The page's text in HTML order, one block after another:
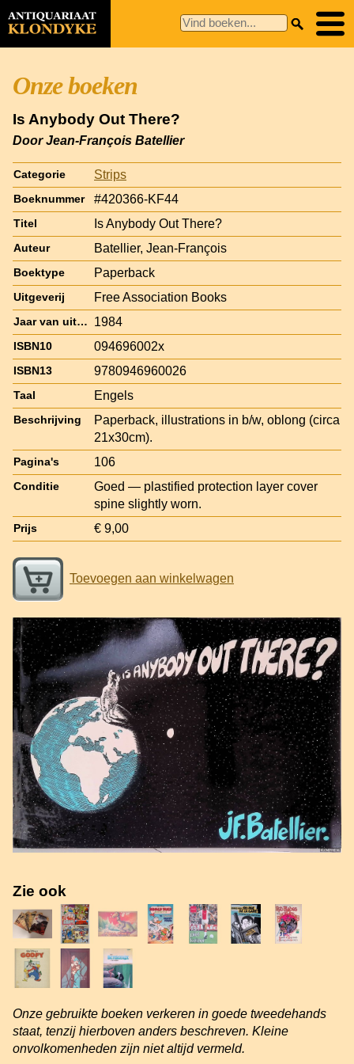
Onze boeken
Is Anybody Out There?
Door Jean-François Batellier
Categorie Strips
Boeknummer #420366-KF44
Titel Is Anybody Out There?
Auteur Batellier, Jean-François
Boektype Paperback
Uitgeverij Free Association Books
Jaar van uitgave 1984
ISBN10 094696002x
ISBN13 9780946960026
Taal Engels
Beschrijving
Paperback, illustrations in b/w, oblong (circa
21x30cm).
Pagina's 106
Conditie
Goed — plastified protection layer cover
spine slightly worn.
Prijs € 9,00
Toevoegen aan winkelwagen
Zie ook
Onze gebruikte boeken verkeren in goede tweedehands
staat, tenzij hierboven anders beschreven. Kleine
onvolkomenheden zijn niet altijd vermeld.